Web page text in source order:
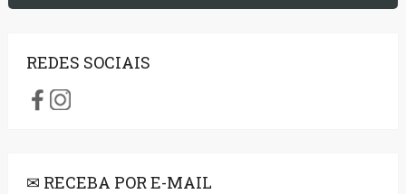
REDES SOCIAIS
✉ RECEBA POR E-MAIL